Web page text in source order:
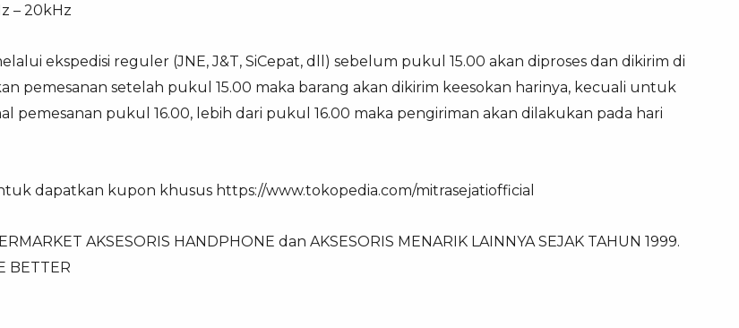
– 20kHz
ekspedisi reguler (JNE, J&T, SiCepat, dll) sebelum pukul 15.00 akan diproses dan dikirim di
pemesanan setelah pukul 15.00 maka barang akan dikirim keesokan harinya, kecuali untuk
pemesanan pukul 16.00, lebih dari pukul 16.00 maka pengiriman akan dilakukan pada hari
dapatkan kupon khusus https://www.tokopedia.com/mitrasejatiofficial
AKSESORIS HANDPHONE dan AKSESORIS MENARIK LAINNYA SEJAK TAHUN 1999.
BETTER